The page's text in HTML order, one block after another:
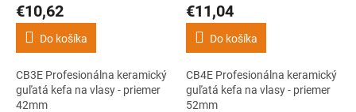
€10,62
Do košíka
CB3E Profesionálna keramický
guľatá kefa na vlasy - priemer
42mm
€11,04
Do košíka
CB4E Profesionálna keramický
guľatá kefa na vlasy - priemer
52mm